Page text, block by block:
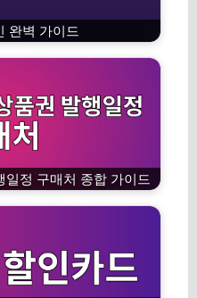
완벽 가이드
정 구매처 종합 가이드